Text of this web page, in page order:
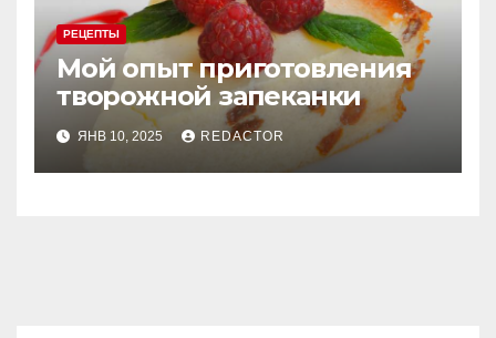
РЕЦЕПТЫ
Мой опыт приготовления
творожной запеканки
ЯНВ 10, 2025 REDACTOR